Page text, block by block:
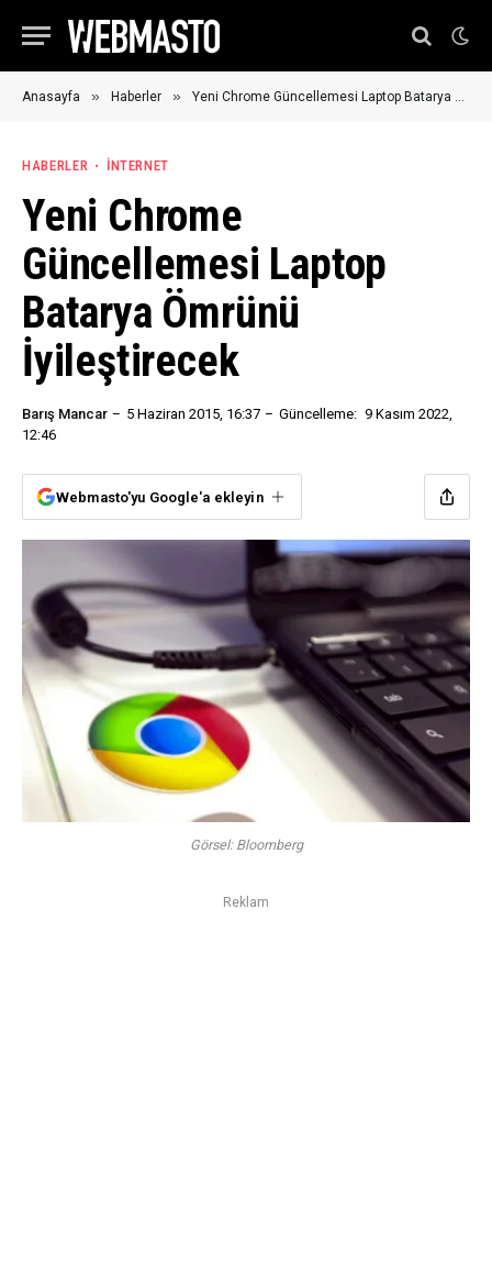
Anasayfa » Haberler » Yeni Chrome Güncellemesi Laptop Batarya Ömrünü İyileştirecek
HABERLER İNTERNET
Yeni Chrome
Güncellemesi Laptop
Batarya Ömrünü
İyileştirecek
Barış Mancar 5 Haziran 2015, 16:37 Güncelleme: 9 Kasım 2022,
12:46
Webmasto'yu Google'a ekleyin
Görsel: Bloomberg
Reklam